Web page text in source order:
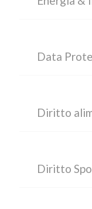
Data
Diritto
Diritto